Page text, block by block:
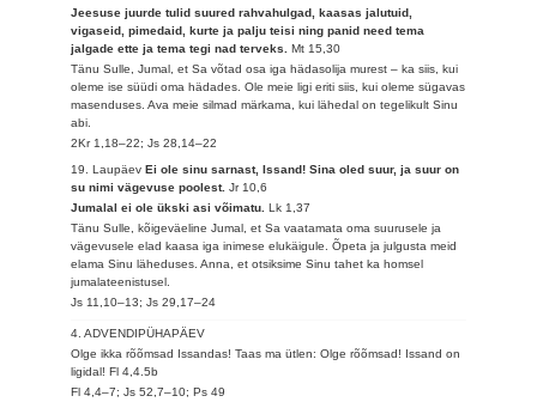
Jeesuse juurde tulid suured rahvahulgad, kaasas jalutuid,
vigaseid, pimedaid, kurte ja palju teisi ning panid need tema
jalgade ette ja tema tegi nad terveks.Mt 15,30
Tänu Sulle, Jumal, et Sa võtad osa iga hädasolija murest – ka siis, kui
oleme ise süüdi oma hädades. Ole meie ligi eriti siis, kui oleme sügavas
masenduses. Ava meie silmad märkama, kui lähedal on tegelikult Sinu
abi.
2Kr 1,18–22; Js 28,14–22
19. LaupäevEi ole sinu sarnast, Issand! Sina oled suur, ja suur on
su nimi vägevuse poolest.Jr 10,6
Jumalal ei ole ükski asi võimatu.Lk 1,37
Tänu Sulle, kõigeväeline Jumal, et Sa vaatamata oma suurusele ja
vägevusele elad kaasa iga inimese elukäigule. Õpeta ja julgusta meid
elama Sinu läheduses. Anna, et otsiksime Sinu tahet ka homsel
jumalateenistusel.
Js 11,10–13; Js 29,17–24
4. ADVENDIPÜHAPÄEV
Olge ikka rõõmsad Issandas! Taas ma ütlen: Olge rõõmsad! Issand on
ligidal!Fl 4,4.5b
Fl 4,4–7; Js 52,7–10; Ps 49